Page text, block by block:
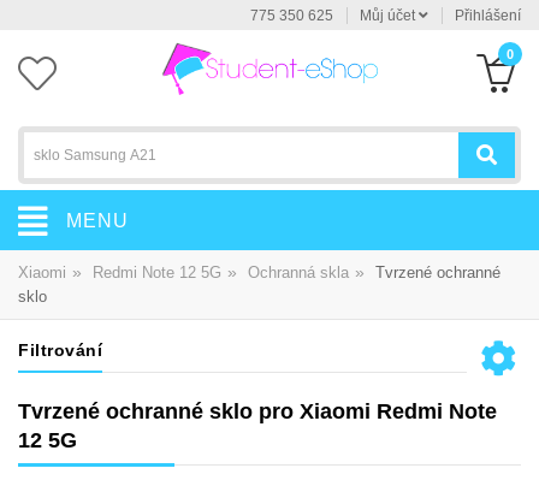
775 350 625 Můj účet Přihlášení
0
MENU
Xiaomi » Redmi Note 12 5G » Ochranná skla »
Tvrzené ochranné
sklo
Filtrování
Tvrzené ochranné sklo pro Xiaomi Redmi Note
12 5G